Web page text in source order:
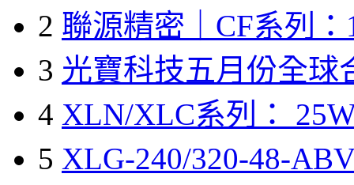
2 聯源精密｜CF系列：
3 光寶科技五月份全球
4 XLN/XLC系列：
5 XLG-240/320-48-